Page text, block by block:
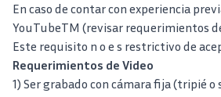
En caso de contar con experiencia
YouTubeTM (revisar requerimientos
Este requisito n o e s restrictivo de
Requerimientos de Video
1) Ser grabado con cámara fija (tripié o